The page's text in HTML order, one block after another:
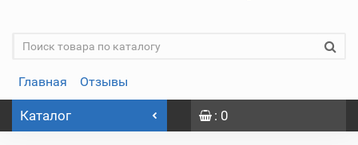
Главная Отзывы
Каталог : 0